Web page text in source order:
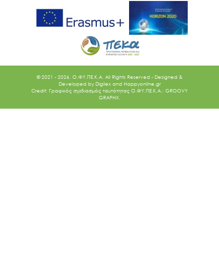
© 2021 - 2026. O.ΦΥ.ΠΕ.Κ.Α. All Rights Reserved - Designed &
Developed by Digilex and Happyonline.gr
Credit: Γραφικός σχεδιασμός ταυτότητας Ο.ΦΥ.ΠΕ.Κ.Α.: GROOVY
GRAPHX.